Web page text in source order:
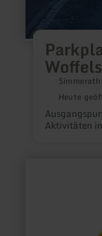
Simmerath
Heute
Aktivitäten